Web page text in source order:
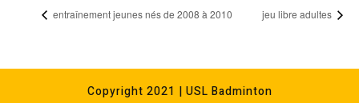
entraînement jeunes nés de 2008 à 2010 jeu libre adultes
Copyright 2021 | USL Badminton